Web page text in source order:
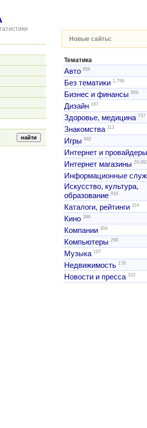
Новые сайты:
Тематика
Авто 856
Без тематики 1,799
Бизнес и финансы 609
Дизайн 167
Здоровье, медицина 737
Знакомства 113
Игры 682
Интернет и провайдеры
Интернет магазины
Информационные
Искусство, культура,
образование 916
Каталоги, рейтинги 114
Кино 396
Компании 304
Компьютеры 299
Музыка 197
Недвижимость 178
Новости и пресса 322